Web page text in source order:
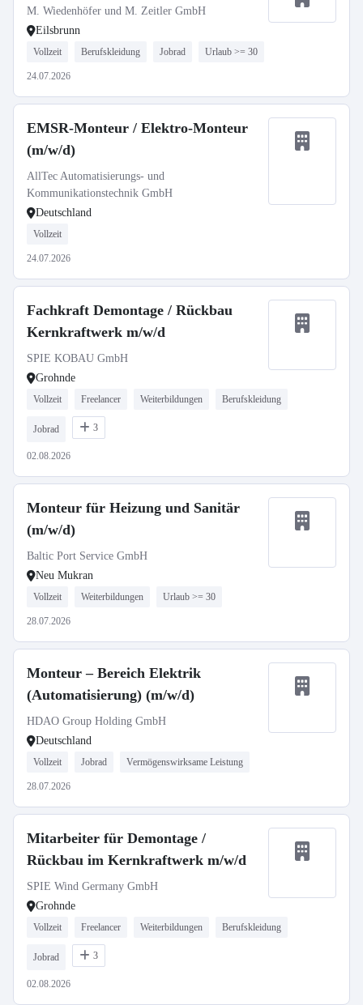
M. Wiedenhöfer und M. Zeitler GmbH
Eilsbrunn
Vollzeit Berufskleidung Jobrad Urlaub >= 30
24.07.2026
EMSR-Monteur / Elektro-Monteur
(m/w/d)
AllTec Automatisierungs- und
Kommunikationstechnik GmbH
Deutschland
Vollzeit
24.07.2026
Fachkraft Demontage / Rückbau
Kernkraftwerk m/w/d
SPIE KOBAU GmbH
Grohnde
Vollzeit Freelancer Weiterbildungen Berufskleidung
Jobrad 3
02.08.2026
Monteur für Heizung und Sanitär
(m/w/d)
Baltic Port Service GmbH
Neu Mukran
Vollzeit Weiterbildungen Urlaub >= 30
28.07.2026
Monteur – Bereich Elektrik
(Automatisierung) (m/w/d)
HDAO Group Holding GmbH
Deutschland
Vollzeit Jobrad Vermögenswirksame Leistung
28.07.2026
Mitarbeiter für Demontage /
Rückbau im Kernkraftwerk m/w/d
SPIE Wind Germany GmbH
Grohnde
Vollzeit Freelancer Weiterbildungen Berufskleidung
Jobrad 3
02.08.2026